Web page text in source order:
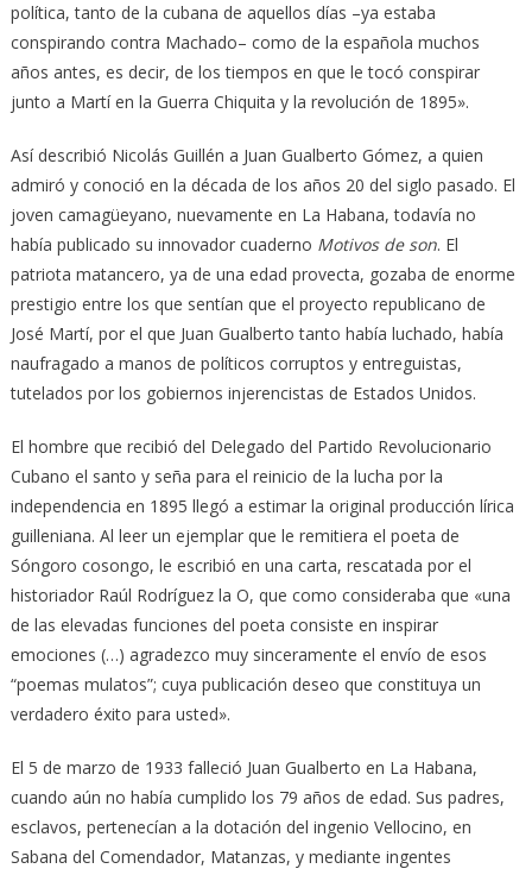
política, tanto de la cubana de aquellos días –ya estaba
conspirando contra Machado– como de la española muchos
años antes, es decir, de los tiempos en que le tocó conspirar
junto a Martí en la Guerra Chiquita y la revolución de 1895».
Así describió Nicolás Guillén a Juan Gualberto Gómez, a quien
admiró y conoció en la década de los años 20 del siglo pasado. El
joven camagüeyano, nuevamente en La Habana, todavía no
había publicado su innovador cuaderno Motivos de son. El
patriota matancero, ya de una edad provecta, gozaba de enorme
prestigio entre los que sentían que el proyecto republicano de
José Martí, por el que Juan Gualberto tanto había luchado, había
naufragado a manos de políticos corruptos y entreguistas,
tutelados por los gobiernos injerencistas de Estados Unidos.
El hombre que recibió del Delegado del Partido Revolucionario
Cubano el santo y seña para el reinicio de la lucha por la
independencia en 1895 llegó a estimar la original producción lírica
guilleniana. Al leer un ejemplar que le remitiera el poeta de
Sóngoro cosongo, le escribió en una carta, rescatada por el
historiador Raúl Rodríguez la O, que como consideraba que «una
de las elevadas funciones del poeta consiste en inspirar
emociones (…) agradezco muy sinceramente el envío de esos
“poemas mulatos”; cuya publicación deseo que constituya un
verdadero éxito para usted».
El 5 de marzo de 1933 falleció Juan Gualberto en La Habana,
cuando aún no había cumplido los 79 años de edad. Sus padres,
esclavos, pertenecían a la dotación del ingenio Vellocino, en
Sabana del Comendador, Matanzas, y mediante ingentes